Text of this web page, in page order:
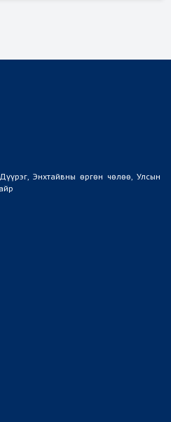
Энхтайвны өргөн чөлөө, Улсын